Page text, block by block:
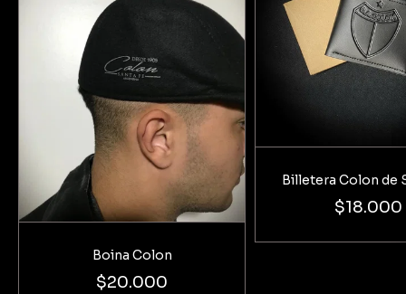
Boina Colon
$20.000
Billetera Colon de
$18.000